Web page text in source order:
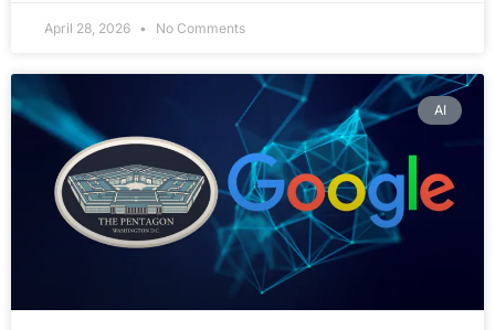
April 28, 2026 No Comments
AI